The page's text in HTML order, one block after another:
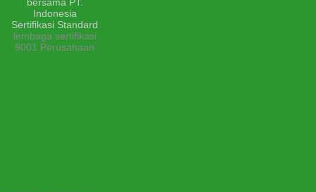
lembaga sertifikasi
9001 Perusahaan